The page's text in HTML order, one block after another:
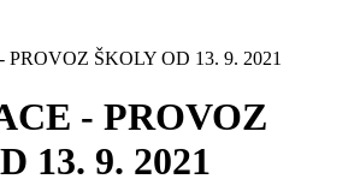
ŠKOLY OD 13. 9. 2021
- PROVOZ
13. 9. 2021